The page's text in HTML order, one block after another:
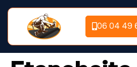
06 04 49